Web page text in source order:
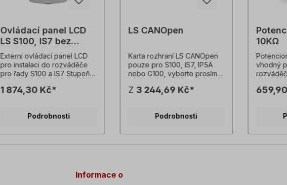
Ovládací panel LCD
LS S100, IS7 bez
kabelu
Externí ovládací panel LCD
pro instalaci do rozváděče
pro řady S100 a IS7 Stupeň
produktů jsou nezávazné
1 874,30 Kč*
Podrobnosti
LS CANOpen
Karta rozhraní LS CANOpen
pouze pro S100, IS7, IP5A
nebo G100, vyberte prosím
produktů jsou nezávazné
Z 3 244,69 Kč*
Podrobnosti
10KΩ
vhodný
není
pro
Informace o